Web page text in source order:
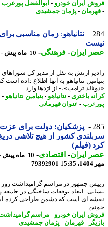
ایران خودرو-ابوالفضل پورعرب-
-پژمان جمشیدی
نتانیاهو: زمان مناسبی برای
ایران- فرهنگی-10 ماه پیش - دوشنبه 7 مهر 1404، 15:45
ارتش به نقل از مدیر کل شوراهای
نتانیاهو به آنها اطلاع داده است که
ترامپ»، - از اژدها وارد ...
باختری- نتانیاهو-بنیامین نتانیاهو-
- عنوان قهرمانی
پزشکیان: دولت برای عزت و
کشور از هیچ تلاشی دریغ
(فیلم)
ایران- اقتصادی-
79392901
جمهور در مراسم گرامیداشت روز آتش
ایجاد توقعات ساختگی در جامعه و
ای است که دشمن طراحی کرده است. -
...
ایران خودرو-مراسم گرامیداشت -
-قهرمان -پژمان جمشیدی